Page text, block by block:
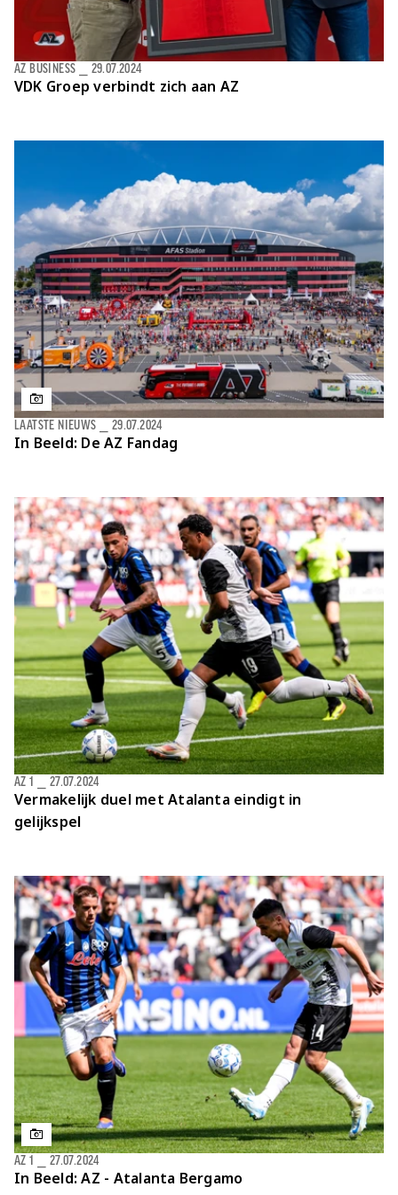
VDK Groep verbindt zich aan AZ
AZ BUSINESS 29.07.2024
In Beeld: De AZ Fandag
LAATSTE NIEUWS 29.07.2024
Vermakelijk duel met Atalanta eindigt in
gelijkspel
AZ 1 27.07.2024
In Beeld: AZ - Atalanta Bergamo
AZ 1 27.07.2024